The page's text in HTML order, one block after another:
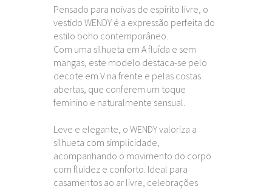
Pensado para noivas de espírito livre, o
vestido WENDY é a expressão perfeita do
estilo boho contemporâneo.
Com uma silhueta em A fluída e sem
mangas, este modelo destaca-se pelo
decote em V na frente e pelas costas
abertas, que conferem um toque
feminino e naturalmente sensual.
Leve e elegante, o WENDY valoriza a
silhueta com simplicidade,
acompanhando o movimento do corpo
com fluidez e conforto. Ideal para
casamentos ao ar livre, celebrações